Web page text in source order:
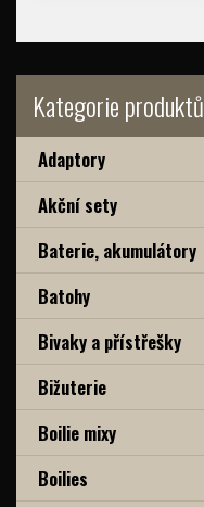
Kategorie produktů
Adaptory
Akční sety
Baterie, akumulátory
Batohy
Bivaky a přístřešky
Bižuterie
Boilie mixy
Boilies